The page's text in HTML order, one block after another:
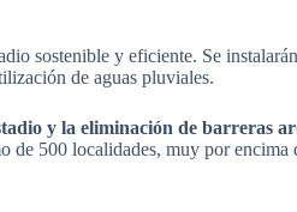
sostenible y eficiente. Se
de aguas pluviales.
y la eliminación de barreras
500 localidades, muy por encima